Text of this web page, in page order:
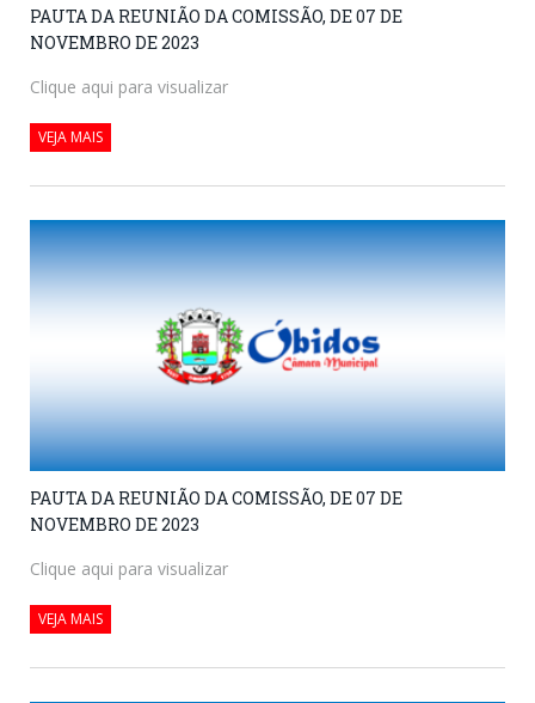
PAUTA DA REUNIÃO DA COMISSÃO, DE 07 DE
NOVEMBRO DE 2023
Clique aqui para visualizar
VEJA MAIS
PAUTA DA REUNIÃO DA COMISSÃO, DE 07 DE
NOVEMBRO DE 2023
Clique aqui para visualizar
VEJA MAIS